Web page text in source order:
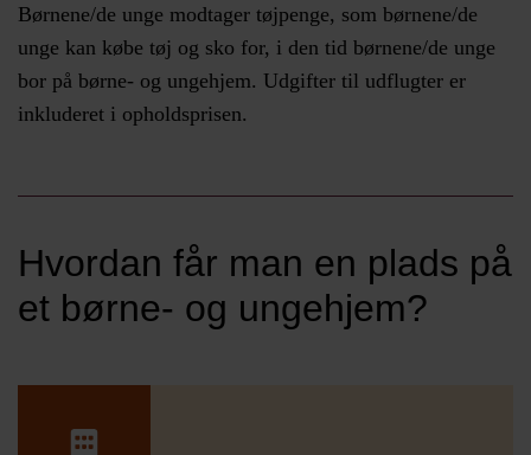
Børnene/de unge modtager tøjpenge, som børnene/de
unge kan købe tøj og sko for, i den tid børnene/de unge
bor på børne- og ungehjem. Udgifter til udflugter er
inkluderet i opholdsprisen.
Hvordan får man en plads på
et børne- og ungehjem?